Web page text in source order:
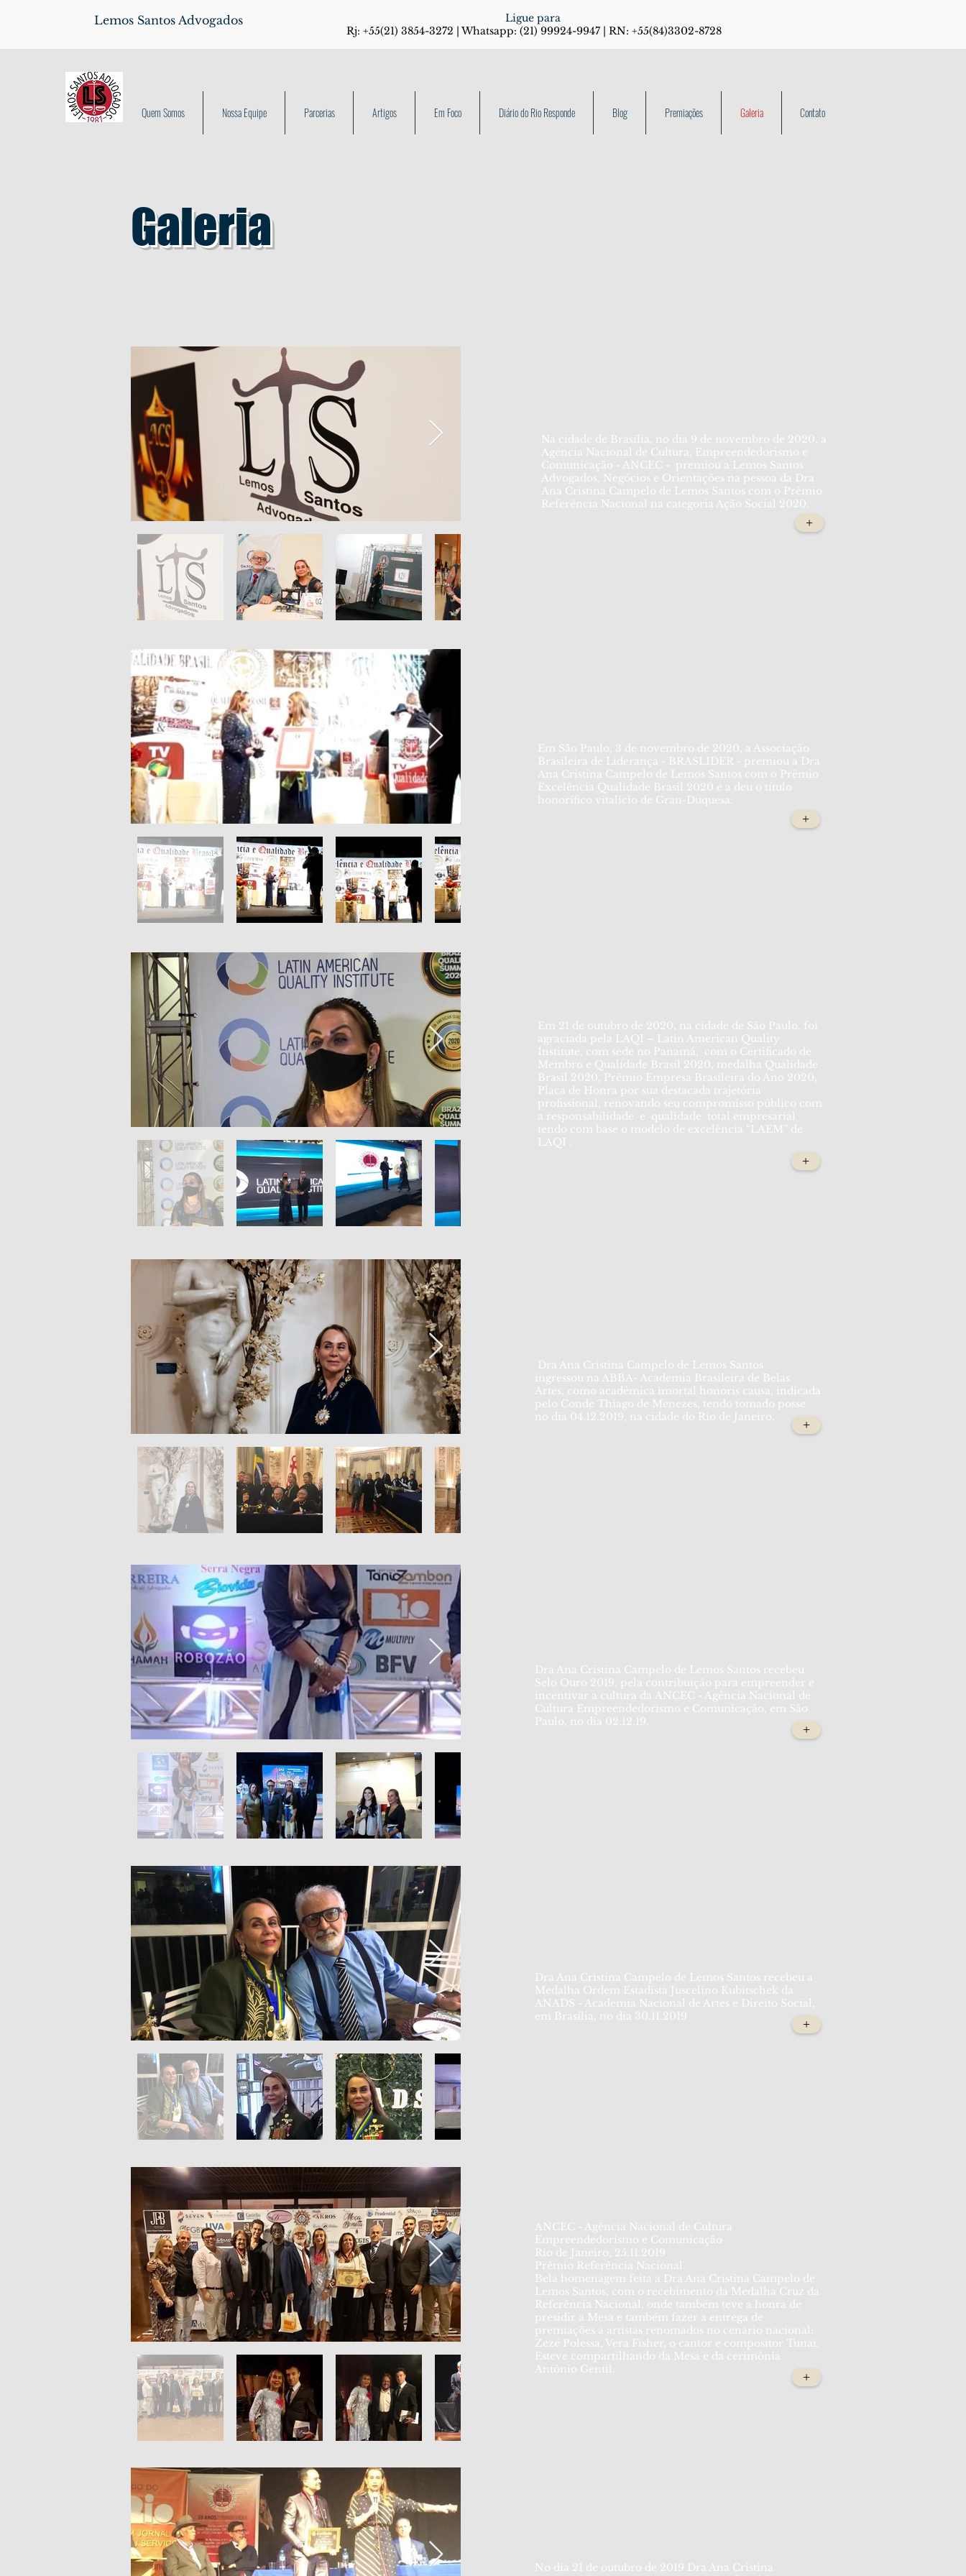
Ligue para
Rj: +55(21) 3854-3272 | Whatsapp: (21) 99924-9947 | RN: +55(84)3302-8728
Lemos Santos Advogados
Quem Somos Nossa Equipe Parcerias Artigos Em Foco Diário do Rio Responde Blog Premiações Galeria Contato
Galeria
Na cidade de Brasília, no dia 9 de novembro de 2020, a
Agência Nacional de Cultura, Empreendedorismo e
Comunicação - ANCEC - premiou a Lemos Santos
Advogados, Negócios e Orientações na pessoa da Dra
Ana Cristina Campelo de Lemos Santos com o Prêmio
Referência Nacional na categoria Ação Social 2020.
+
Em São Paulo, 3 de novembro de 2020, a Associação
Brasileira de Liderança - BRASLIDER - premiou a Dra
Ana Cristina Campelo de Lemos Santos com o Prêmio
Excelência Qualidade Brasil 2020 e a deu o título
honorífico vitalício de Gran-Duquesa.
+
Em 21 de outubro de 2020, na cidade de São Paulo, foi
agraciada pela LAQI – Latin American Quality
Institute, com sede no Panamá, com o Certificado de
Membro e Qualidade Brasil 2020, medalha Qualidade
Brasil 2020, Prêmio Empresa Brasileira do Ano 2020,
Placa de Honra por sua destacada trajetória
profissional, renovando seu compromisso público com
a responsabilidade e qualidade total empresarial
tendo com base o modelo de excelência “LAEM” de
LAQI .
+
Dra Ana Cristina Campelo de Lemos Santos
ingressou na ABBA- Academia Brasileira de Belas
Artes, como acadêmica imortal honoris causa, indicada
pelo Conde Thiago de Menezes, tendo tomado posse
no dia 04.12.2019, na cidade do Rio de Janeiro.
+
Dra Ana Cristina Campelo de Lemos Santos recebeu
Selo Ouro 2019, pela contribuição para empreender e
incentivar a cultura da ANCEC - Agência Nacional de
Cultura Empreendedorismo e Comunicação, em São
Paulo, no dia 02.12.19.
+
Dra Ana Cristina Campelo de Lemos Santos recebeu a
Medalha Ordem Estadista Juscelino Kubitschek da
ANADS - Academia Nacional de Artes e Direito Social,
em Brasília, no dia 30.11.2019
+
ANCEC - Agência Nacional de Cultura
Empreendedorismo e Comunicação
Rio de Janeiro, 25.11.2019
Prêmio Referência Nacional.
Bela homenagem feita a Dra Ana Cristina Campelo de
Lemos Santos, com o recebimento da Medalha Cruz da
Referência Nacional, onde também teve a honra de
presidir a Mesa e também fazer a entrega de
premiações a artistas renomados no cenário nacional:
Zezé Polessa, Vera Fisher, o cantor e compositor Tunai.
Esteve compartilhando da Mesa e da cerimônia
Antônio Gentil.
+
No dia 21 de outubro de 2019 Dra Ana Cristina